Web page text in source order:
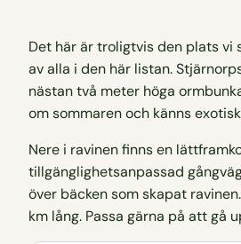
Det här är troligtvis den plats vi
av alla i den här listan.
nästan två meter höga
om sommaren och känns
Nere i ravinen finns en
tillgänglighetsanpassad
över bäcken som skapat
km lång. Passa gärna på att gå